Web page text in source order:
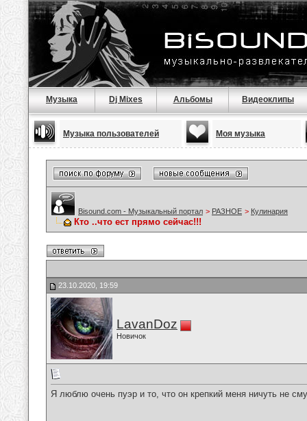
Музыка Dj Mixes Альбомы Видеоклипы
Музыка пользователей Моя музыка
Bisound.com - Музыкальный портал > РАЗНОЕ > Кулинария
Кто ..что ест прямо сейчас!!!
23.10.2020, 19:59
LavanDoz
Новичок
Я люблю очень пуэр и то, что он крепкий меня ничуть не